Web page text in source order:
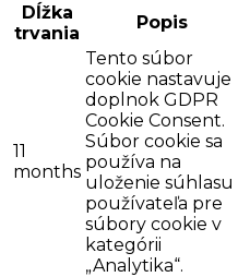
Dĺžka
trvania
Popis
11
months
Tento súbor
cookie nastavuje
doplnok GDPR
Cookie Consent.
Súbor cookie sa
používa na
uloženie súhlasu
používateľa pre
súbory cookie v
kategórii
„Analytika“.